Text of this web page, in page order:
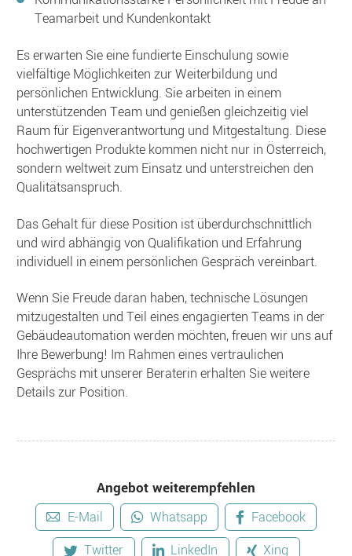
Teamarbeit und Kundenkontakt
Es erwarten Sie eine fundierte Einschulung sowie
vielfältige Möglichkeiten zur Weiterbildung und
persönlichen Entwicklung. Sie arbeiten in einem
unterstützenden Team und genießen gleichzeitig viel
Raum für Eigenverantwortung und Mitgestaltung. Diese
hochwertigen Produkte kommen nicht nur in Österreich,
sondern weltweit zum Einsatz und unterstreichen den
Qualitätsanspruch.
Das Gehalt für diese Position ist überdurchschnittlich
und wird abhängig von Qualifikation und Erfahrung
individuell in einem persönlichen Gespräch vereinbart.
Wenn Sie Freude daran haben, technische Lösungen
mitzugestalten und Teil eines engagierten Teams in der
Gebäudeautomation werden möchten, freuen wir uns auf
Ihre Bewerbung! Im Rahmen eines vertraulichen
Gesprächs mit unserer Beraterin erhalten Sie weitere
Details zur Position.
Angebot weiterempfehlen
E-Mail Whatsapp
Facebook
Twitter
LinkedIn Xing